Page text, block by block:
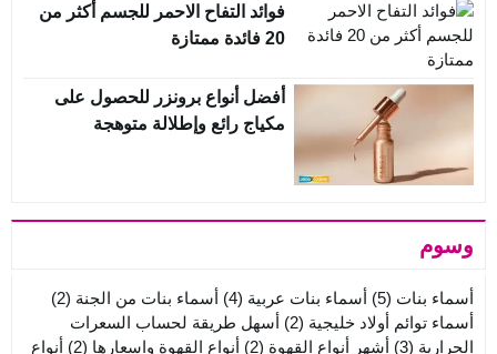
فوائد التفاح الاحمر للجسم أكثر من
20 فائدة ممتازة
أفضل أنواع برونزر للحصول على
مكياج رائع وإطلالة متوهجة
وسوم
أسماء بنات (5) أسماء بنات عربية (4) أسماء بنات من الجنة (2)
أسماء توائم أولاد خليجية (2)
أسهل طريقة لحساب السعرات
الحرارية (3) أشهر أنواع القهوة (2) أنواع القهوة واسعارها (2)
أنواع